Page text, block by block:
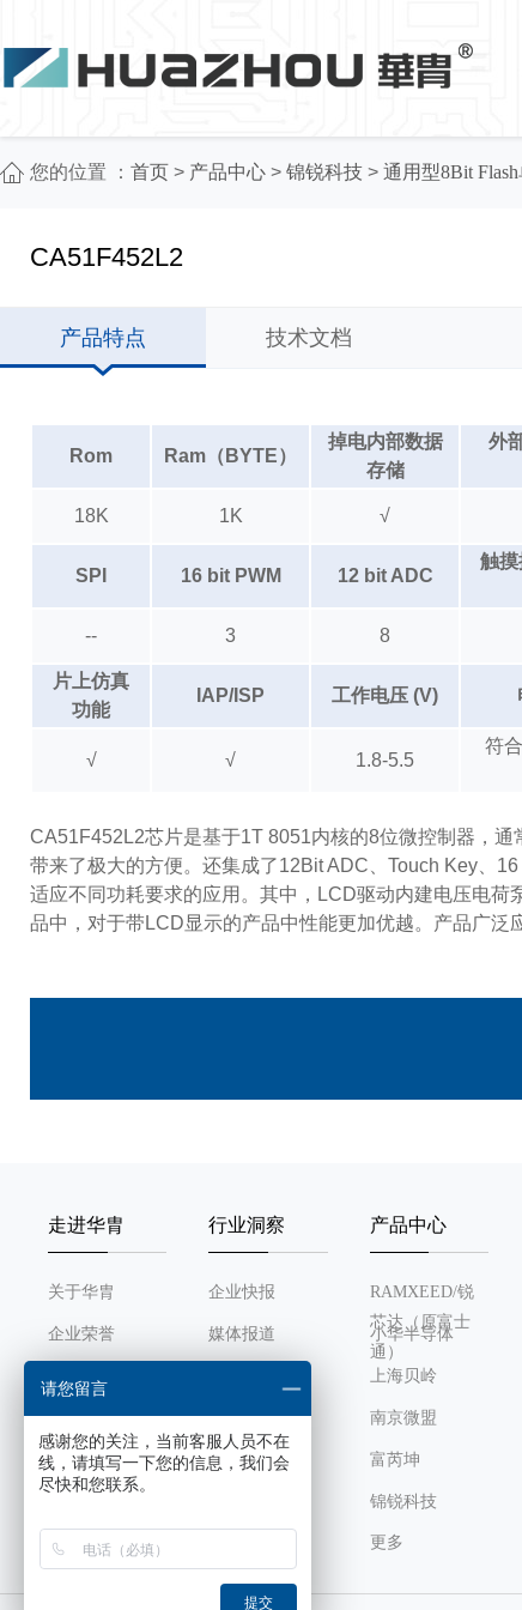
您的位置 ： 首页 > 产品中心 > 锦锐科技 > 通用型8Bit
CA51F452L2
产品特点 技术文档
Rom Ram（BYTE）
掉电内部数据
存储
外
18K 1K √
SPI 16 bit PWM 12 bit ADC
触摸
-- 3 8
片上仿真
功能
IAP/ISP 工作电压 (V)
√ √ 1.8-5.5
符
CA51F452L2芯片是基于1T 8051内核的8位微控制器，
带来了极大的方便。还集成了12Bit ADC、Touch Key、
适应不同功耗要求的应用。其中，LCD驱动内建电压电
品中，对于带LCD显示的产品中性能更加优越。产品广泛
走进华胄
关于华胄
企业荣誉
发展历程
组织架构
企业文化
行业洞察
企业快报
媒体报道
产品中心
RAMXEED/锐
芯达（原富士
通）
小华半导体
上海贝岭
南京微盟
富芮坤
锦锐科技
芯感智
更多
请您留言
感谢您的关注，当前客服人员不在
线，请填写一下您的信息，我们会
尽快和您联系。
提交